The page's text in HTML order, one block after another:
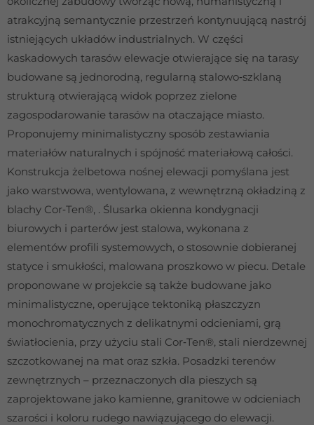
atrakcyjną semantycznie przestrzeń kontynuującą nastrój
istniejących układów industrialnych. W części
kaskadowych tarasów elewacje otwierające się na tarasy
budowane są jednorodną, regularną stalowo‐szklaną
strukturą otwierającą widok poprzez zielone
zagospodarowanie tarasów na otaczające miasto.
Proponujemy minimalistyczny sposób zestawiania
materiałów naturalnych i spójność materiałową całości.
Konstrukcja żelbetowa nośnej elewacji pomyślana jest
jako warstwowa, wentylowana, z wewnętrzną okładziną z
blachy Cor‐Ten®, . Ślusarka okienna kondygnacji
biurowych i parterów jest stalowa, wykonana z
elementów profili systemowych, o stosownie dobieranej
statyce i smukłości, malowana proszkowo w piecu. Detale
proponowane w projekcie są także budowane jako
minimalistyczne, operujące tektoniką płaszczyzn
monochromatycznych z delikatnymi odcieniami, grą
światłocienia, przy użyciu stali Cor‐Ten®, stali nierdzewnej
szczotkowanej na mat oraz szkła. Posadzki terenów
zewnętrznych – przeznaczonych dla pieszych są
zaprojektowane jako kamienne, granitowe w odcieniach
szarości i koloru rudego nawiązującego do elewacji.